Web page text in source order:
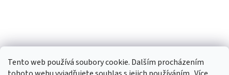
Tento web používá soubory cookie. Dalším procházením
Facebook